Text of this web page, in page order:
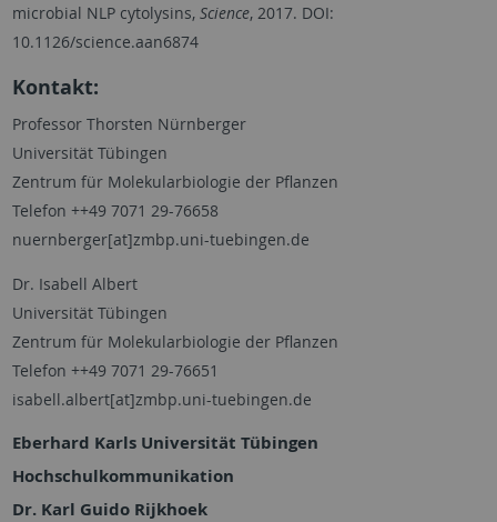
microbial NLP cytolysins, Science, 2017. DOI:
10.1126/science.aan6874
Kontakt:
Professor Thorsten Nürnberger
Universität Tübingen
Zentrum für Molekularbiologie der Pflanzen
Telefon ++49 7071 29-76658
nuernberger[at]zmbp.uni-tuebingen.de
Dr. Isabell Albert
Universität Tübingen
Zentrum für Molekularbiologie der Pflanzen
Telefon ++49 7071 29-76651
isabell.albert[at]zmbp.uni-tuebingen.de
Eberhard Karls Universität Tübingen
Hochschulkommunikation
Dr. Karl Guido Rijkhoek